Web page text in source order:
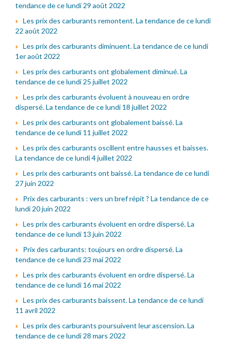
tendance de ce lundi 29 août 2022
Les prix des carburants remontent. La tendance de ce lundi
22 août 2022
Les prix des carburants diminuent. La tendance de ce lundi
1er août 2022
Les prix des carburants ont globalement diminué. La
tendance de ce lundi 25 juillet 2022
Les prix des carburants évoluent à nouveau en ordre
dispersé. La tendance de ce lundi 18 juillet 2022
Les prix des carburants ont globalement baissé. La
tendance de ce lundi 11 juillet 2022
Les prix des carburants oscillent entre hausses et baisses.
La tendance de ce lundi 4 juillet 2022
Les prix des carburants ont baissé. La tendance de ce lundi
27 juin 2022
Prix des carburants : vers un bref répit ? La tendance de ce
lundi 20 juin 2022
Les prix des carburants évoluent en ordre dispersé. La
tendance de ce lundi 13 juin 2022
Prix des carburants: toujours en ordre dispersé. La
tendance de ce lundi 23 mai 2022
Les prix des carburants évoluent en ordre dispersé. La
tendance de ce lundi 16 mai 2022
Les prix des carburants baissent. La tendance de ce lundi
11 avril 2022
Les prix des carburants poursuivent leur ascension. La
tendance de ce lundi 28 mars 2022